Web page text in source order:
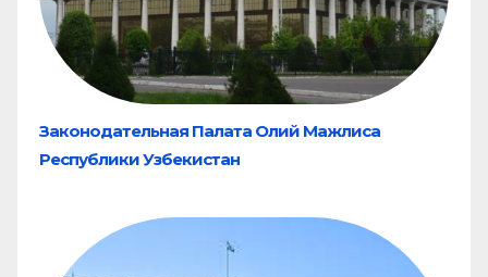
Законодательная Палата Олий Мажлиса
Республики Узбекистан